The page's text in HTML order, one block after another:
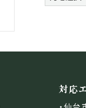
ー
ブ
対応